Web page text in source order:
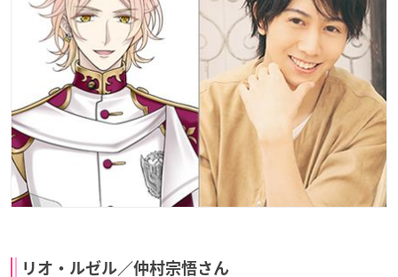
リオ・ルゼル／仲村宗悟さん